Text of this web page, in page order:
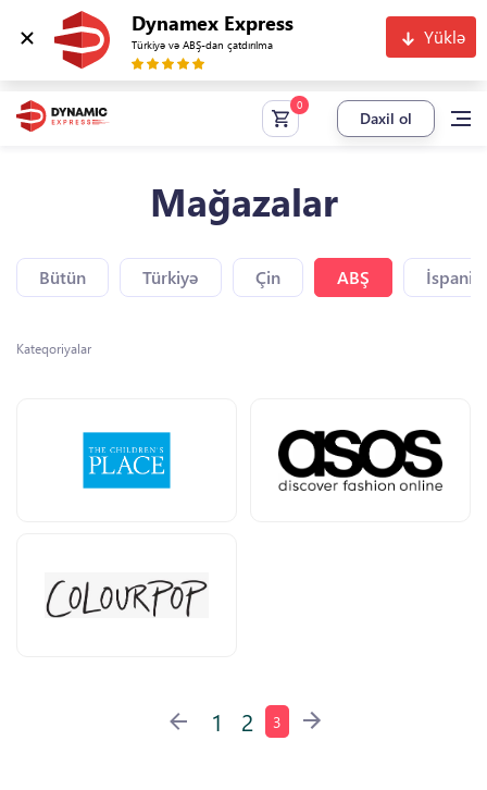
Dynamex Express
Türkiyə və ABŞ-dan çatdırılma Yüklə
Daxil ol
Mağazalar
Bütün Türkiyə Çin ABŞ
Kateqoriyalar
1 2 3